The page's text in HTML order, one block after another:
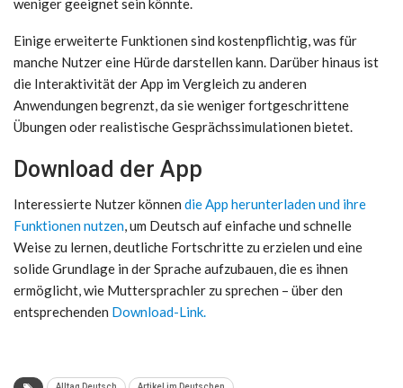
weniger geeignet sein könnte.
Einige erweiterte Funktionen sind kostenpflichtig, was für
manche Nutzer eine Hürde darstellen kann. Darüber hinaus ist
die Interaktivität der App im Vergleich zu anderen
Anwendungen begrenzt, da sie weniger fortgeschrittene
Übungen oder realistische Gesprächssimulationen bietet.
Download der App
Interessierte Nutzer können die App herunterladen und ihre
Funktionen nutzen, um Deutsch auf einfache und schnelle
Weise zu lernen, deutliche Fortschritte zu erzielen und eine
solide Grundlage in der Sprache aufzubauen, die es ihnen
ermöglicht, wie Muttersprachler zu sprechen – über den
entsprechenden Download-Link.